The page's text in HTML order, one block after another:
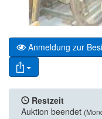
Anmeldung zur
Restzeit
Auktion beendet